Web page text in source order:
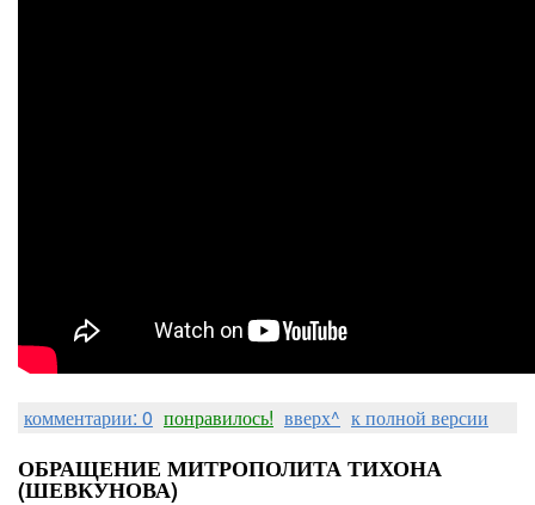
комментарии: 0 понравилось! вверх^ к полной версии
ОБРАЩЕНИЕ МИТРОПОЛИТА ТИХОНА
(ШЕВКУНОВА)